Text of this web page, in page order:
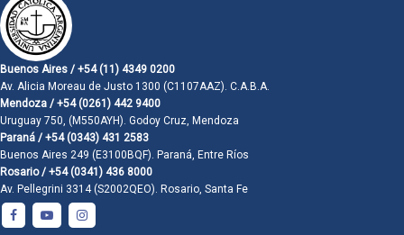
Buenos Aires / +54 (11) 4349 0200
Av. Alicia Moreau de Justo 1300 (C1107AAZ). C.A.B.A.
Mendoza / +54 (0261) 442 9400
Uruguay 750, (M550AYH). Godoy Cruz, Mendoza
Paraná / +54 (0343) 431 2583
Buenos Aires 249 (E3100BQF). Paraná, Entre Ríos
Rosario / +54 (0341) 436 8000
Av. Pellegrini 3314 (S2002QEO). Rosario, Santa Fe